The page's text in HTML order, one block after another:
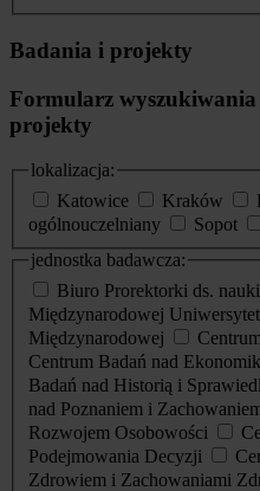
Badania i projekty
Formularz
projekty
lokalizacja:
Katowice
Kraków
ogólnouczelniany
Sopot
jednostka badawcza:
Biuro Prorektorki ds. nauki
Międzynarodowej
Międzynarodowej
Centrum Badań nad
Badań nad Historią i
nad Poznaniem i
Rozwojem Osobowości
Podejmowania Decyzji
Zdrowiem i Zachowaniami